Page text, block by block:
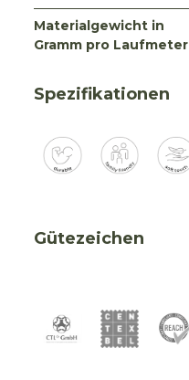
Materialgewicht in
Gramm pro Laufmeter
Spezifikationen
Gütezeichen